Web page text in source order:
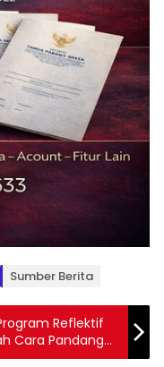
Sumber Berita
Reflektif
Cara Pandang